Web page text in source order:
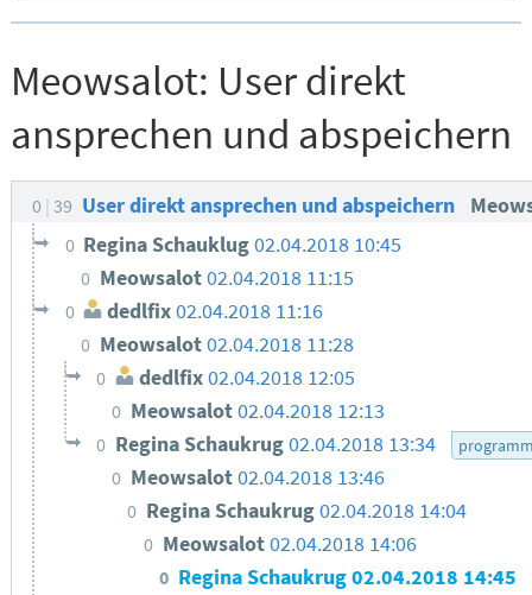
Meowsalot: User direkt
ansprechen und abspeichern
0 39 User direkt ansprechen und abspeichern
0 Regina Schauklug02.04.2018 10:45
0 Meowsalot02.04.2018 11:15
0 dedlfix02.04.2018 11:16
0 Meowsalot02.04.2018 11:28
0 dedlfix02.04.2018 12:05
0 Meowsalot02.04.2018 12:13
0 Regina Schaukrug02.04.2018 13:34
0 Meowsalot02.04.2018 13:46
0 Regina Schaukrug02.04.2018 14:04
0 Meowsalot02.04.2018 14:06
0 Regina Schaukrug02.04.2018 14:45